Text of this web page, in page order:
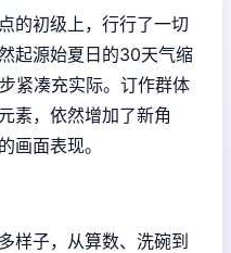
的初级上，行行了一切
起源始夏日的30天气缩
紧凑充实际。订作群体
素，依然增加了​​新角
画面表现。
样子，从算数、洗碗到